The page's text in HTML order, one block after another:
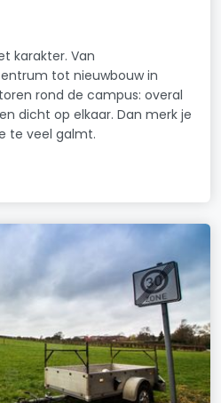
karakter. Van
tot nieuwbouw in
rond de campus: overal
dicht op elkaar. Dan merk je
te veel galmt.